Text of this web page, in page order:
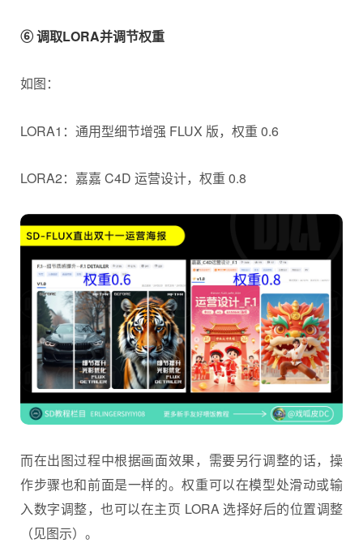
⑥ 调取LORA并调节权重
如图：
LORA1：通用型细节增强 FLUX 版，权重 0.6
LORA2：嘉嘉 C4D 运营设计，权重 0.8
而在出图过程中根据画面效果，需要另行调整的话，操
作步骤也和前面是一样的。权重可以在模型处滑动或输
入数字调整，也可以在主页 LORA 选择好后的位置调整
（见图示）。